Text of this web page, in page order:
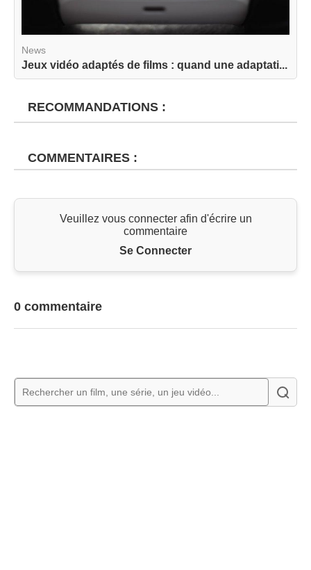
News
Jeux vidéo adaptés de films : quand une adaptati...
RECOMMANDATIONS :
COMMENTAIRES :
Veuillez vous connecter afin d'écrire un
commentaire
Se Connecter
0 commentaire